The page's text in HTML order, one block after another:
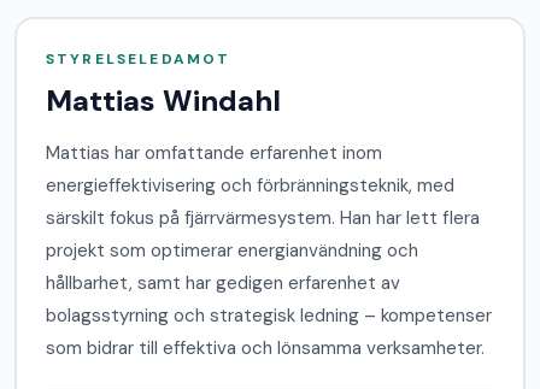
Media
Om Oss
Investor
STYRELSELEDAMOT
Mattias Windahl
Mattias har omfattande erfarenhet inom
energieffektivisering och förbränningsteknik, med
särskilt fokus på fjärrvärmesystem. Han har lett flera
projekt som optimerar energianvändning och
hållbarhet, samt har gedigen erfarenhet av
bolagsstyrning och strategisk ledning – kompetenser
som bidrar till effektiva och lönsamma verksamheter.